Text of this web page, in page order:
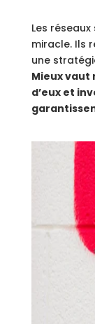
Les
miracle. Ils
une
Mieux vaut
d’eux et